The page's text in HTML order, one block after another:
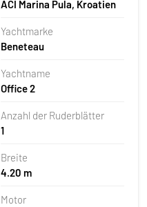
ACI Marina Pula, Kroatien
Yachtmarke
Beneteau
Yachtname
Office 2
Anzahl der Ruderblätter
1
Breite
4.20 m
Motor